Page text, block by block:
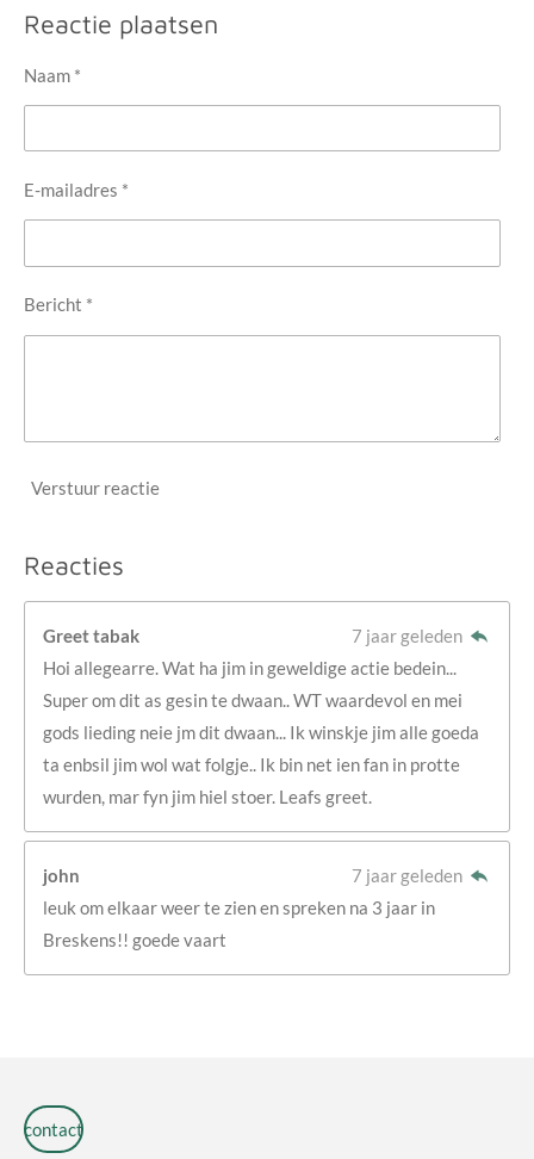
n
l
e
e
n
Reactie plaatsen
Naam *
E-mailadres *
Bericht *
Verstuur reactie
Reacties
Greet tabak
7 jaar geleden
Hoi allegearre. Wat ha jim in geweldige actie bedein...
Super om dit as gesin te dwaan.. WT waardevol en mei
gods lieding neie jm dit dwaan... Ik winskje jim alle goeda
ta enbsil jim wol wat folgje.. Ik bin net ien fan in protte
wurden, mar fyn jim hiel stoer. Leafs greet.
john
7 jaar geleden
leuk om elkaar weer te zien en spreken na 3 jaar in
Breskens!! goede vaart
contact